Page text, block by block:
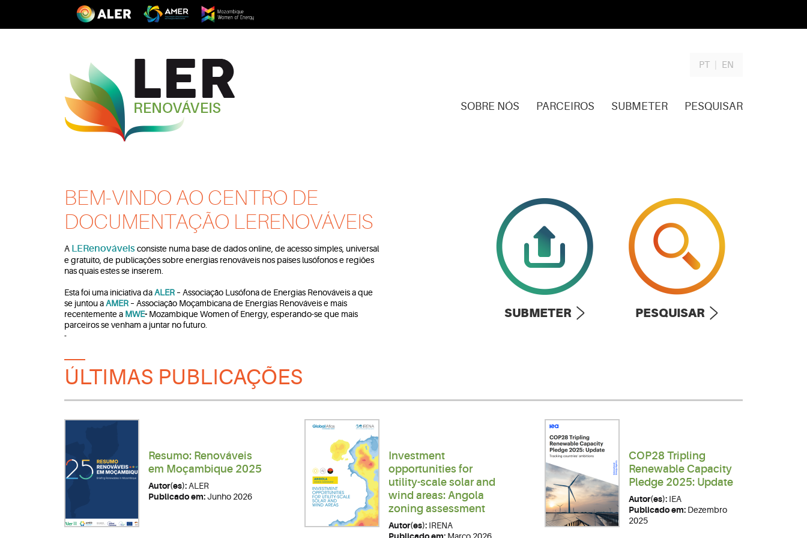
SOBRE NÓS PARCEIROS SUBMETER PESQUISAR
PT EN
BEM-VINDO AO CENTRO DE
DOCUMENTAÇÃO LERENOVÁVEIS
A LERenováveisconsiste numa base de dados online, de acesso simples, universal
e gratuito, de publicações sobre energias renováveis nos países lusófonos e regiões
nas quais estes se inserem.
Esta foi uma iniciativa daALER – Associação Lusófona de Energias Renováveis a que
se juntou aAMER – Associação Moçambicana de Energias Renováveis e mais
recentemente a MWE- Mozambique Women of Energy, esperando-se que mais
parceiros se venham a juntar no futuro.
-
PESQUISAR
SUBMETER
ÚLTIMAS PUBLICAÇÕES
Resumo: Renováveis
em Moçambique 2025
Autor(es): ALER
Publicado em:Junho 2026
Investment
opportunities for
utility-scale solar and
wind areas: Angola
zoning assessment
Autor(es): IRENA
COP28 Tripling
Renewable Capacity
Pledge 2025: Update
Autor(es): IEA
Publicado em: Dezembro
2025